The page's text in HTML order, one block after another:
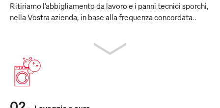
Ritiriamo l’abbigliamento da lavoro e i panni tecnici sporchi,
nella Vostra azienda, in base alla frequenza concordata..